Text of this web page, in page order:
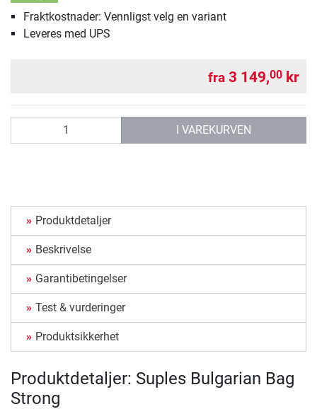
Fraktkostnader: Vennligst velg en variant
Leveres med UPS
fra 3 149,00 kr
I VAREKURVEN
Produktdetaljer
Beskrivelse
Garantibetingelser
Test & vurderinger
Produktsikkerhet
Produktdetaljer: Suples Bulgarian Bag
Strong